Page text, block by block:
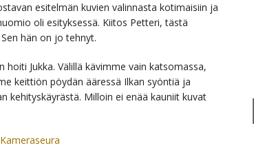
esitelmän kuvien valinnasta kotimaisiin ja
oli esityksessä. Kiitos Petteri, tästä
hän on jo tehnyt.
hoiti Jukka. Välillä kävimme vain katsomassa,
keittiön pöydän ääressä Ilkan syöntiä ja
kehityskäyrästä. Milloin ei enää kauniit kuvat